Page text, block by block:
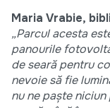
Maria Vrabie,
„Parcul acesta
panourile
de seară pentru
nevoie să fie
nu ne paște